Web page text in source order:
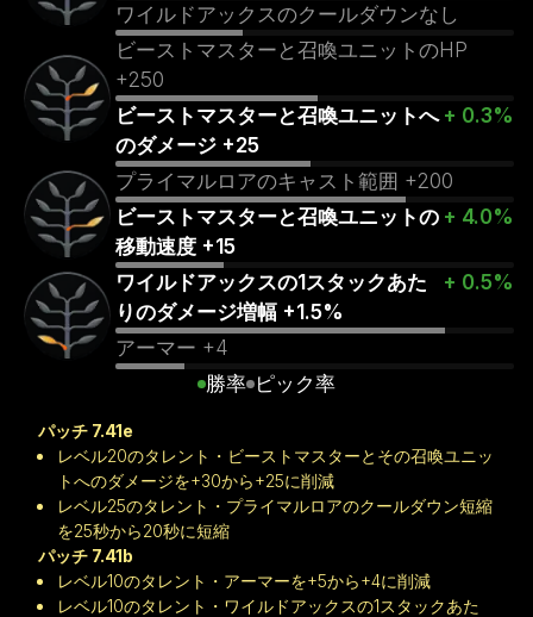
ワイルドアックスのクールダウンなし
ビーストマスターと召喚ユニットのHP
+250
ビーストマスターと召喚ユニットへ
のダメージ +25
+ 0.3%
プライマルロアのキャスト範囲 +200
ビーストマスターと召喚ユニットの
移動速度 +15
+ 4.0%
ワイルドアックスの1スタックあた
りのダメージ増幅 +1.5%
+ 0.5%
アーマー +4
勝率 ピック率
パッチ 7.41e
レベル20のタレント・ビーストマスターとその召喚ユニッ
トへのダメージを+30から+25に削減
レベル25のタレント・プライマルロアのクールダウン短縮
を25秒から20秒に短縮
パッチ 7.41b
レベル10のタレント・アーマーを+5から+4に削減
レベル10のタレント・ワイルドアックスの1スタックあた